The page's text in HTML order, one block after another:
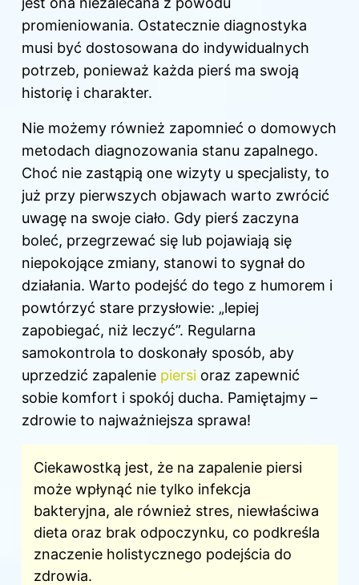
promieniowania. Ostatecznie diagnostyka
musi być dostosowana do indywidualnych
potrzeb, ponieważ każda pierś ma swoją
historię i charakter.
Nie możemy również zapomnieć o domowych
metodach diagnozowania stanu zapalnego.
Choć nie zastąpią one wizyty u specjalisty, to
już przy pierwszych objawach warto zwrócić
uwagę na swoje ciało. Gdy pierś zaczyna
boleć, przegrzewać się lub pojawiają się
niepokojące zmiany, stanowi to sygnał do
działania. Warto podejść do tego z humorem i
powtórzyć stare przysłowie: „lepiej
zapobiegać, niż leczyć”. Regularna
samokontrola to doskonały sposób, aby
uprzedzić zapalenie piersi oraz zapewnić
sobie komfort i spokój ducha. Pamiętajmy –
zdrowie to najważniejsza sprawa!
Ciekawostką jest, że na zapalenie piersi
może wpłynąć nie tylko infekcja
bakteryjna, ale również stres, niewłaściwa
dieta oraz brak odpoczynku, co podkreśla
znaczenie holistycznego podejścia do
zdrowia.